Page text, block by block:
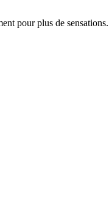
pour plus de